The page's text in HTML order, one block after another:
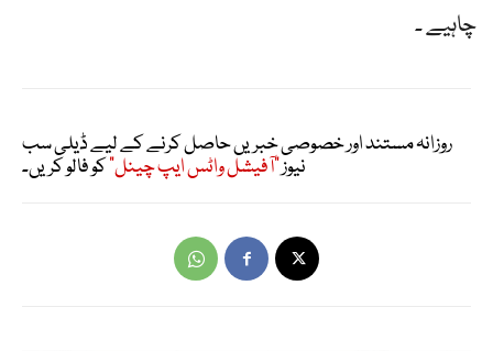
چاہیے ۔
روزانہ مستند اور خصوصی خبریں حاصل کرنے کے لیے ڈیلی سب
نیوز"آفیشل واٹس ایپ چینل"کو فالو کریں۔